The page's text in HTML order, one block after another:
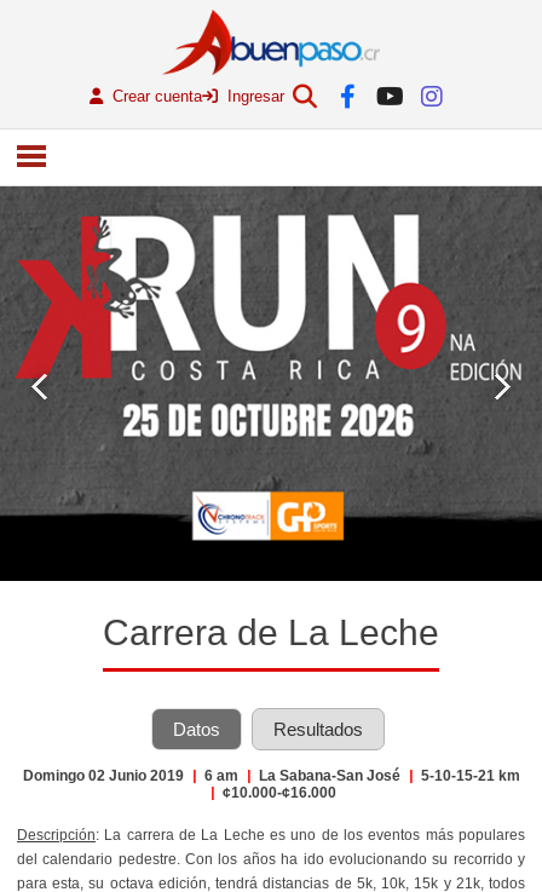
Crear cuenta Ingresar
Carrera de La Leche
Datos Resultados
Domingo 02 Junio 2019 | 6 am | La Sabana-San José | 5-10-15-21 km
| ¢10.000-¢16.000
Descripción: La carrera de La Leche es uno de los eventos más populares
del calendario pedestre. Con los años ha ido evolucionando su recorrido y
para esta, su octava edición, tendrá distancias de 5k, 10k, 15k y 21k, todos